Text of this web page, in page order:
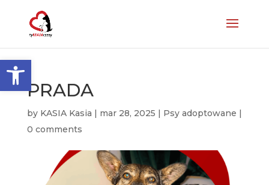
Otwórz pasek narzędzi
PRADA
by KASIA Kasia | mar 28, 2025 | Psy adoptowane |
0 comments